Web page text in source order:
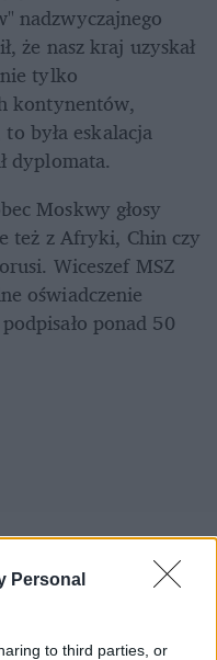
Personal
to third parties, or
nadzwyczajnego
że nasz kraj uzyskał
tylko
kontynentów,
była eskalacja
dyplomata.
Moskwy głosy
też z Afryki, Chin czy
Wiceszef MSZ
oświadczenie
ponad 50